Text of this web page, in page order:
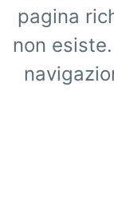
pagina
non